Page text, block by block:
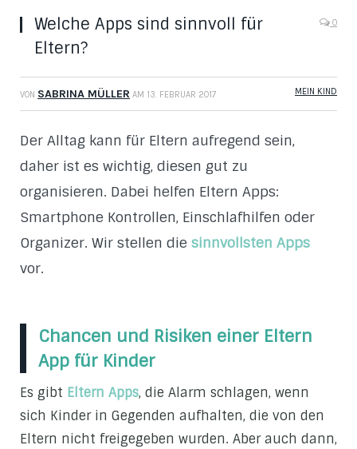
Welche Apps sind sinnvoll für
Eltern?
0
VON SABRINA MÜLLER AM 13. FEBRUAR 2017 MEIN KIND
Der Alltag kann für Eltern aufregend sein,
daher ist es wichtig, diesen gut zu
organisieren. Dabei helfen Eltern Apps:
Smartphone Kontrollen, Einschlafhilfen oder
Organizer. Wir stellen die sinnvollsten Apps
vor.
Chancen und Risiken einer Eltern
App für Kinder
Es gibt Eltern Apps, die Alarm schlagen, wenn
sich Kinder in Gegenden aufhalten, die von den
Eltern nicht freigegeben wurden. Aber auch dann,